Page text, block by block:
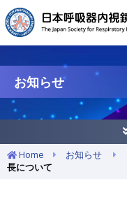
お知らせ
Home お知らせ
長について